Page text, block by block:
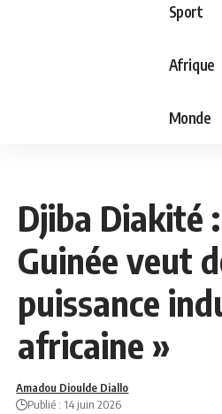
Sport
Afrique
Monde
Djiba Diakité
Guinée veut
puissance
africaine »
Amadou Dioulde Diallo
Publié : 14 juin 2026